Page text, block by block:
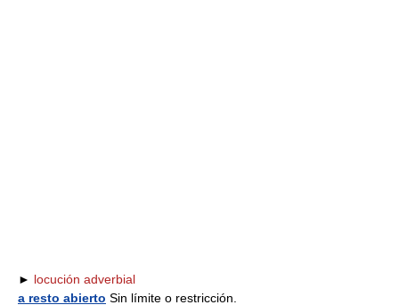
► locución adverbial
a resto abierto Sin límite o restricción.